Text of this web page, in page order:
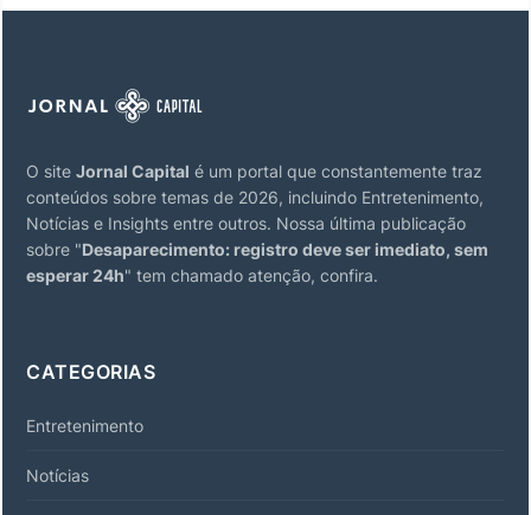
O site Jornal Capital é um portal que constantemente traz
conteúdos sobre temas de 2026, incluindo Entretenimento,
Notícias e Insights entre outros. Nossa última publicação
sobre "Desaparecimento: registro deve ser imediato, sem
esperar 24h" tem chamado atenção, confira.
CATEGORIAS
Entretenimento
Notícias